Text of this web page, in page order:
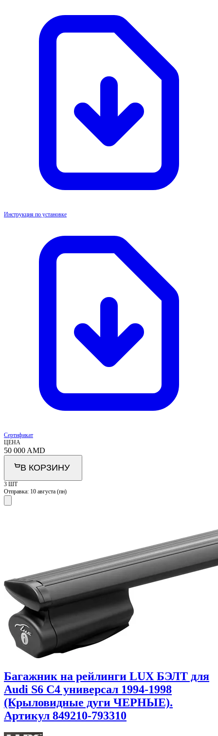
Инструкция по установке
Сертификат
ЦЕНА
50 000 AMD
В КОРЗИНУ
3 ШТ
Отправка: 10 августа (пн)
Багажник на рейлинги LUX БЭЛТ для
Audi S6 C4 универсал 1994-1998
(Крыловидные дуги ЧЕРНЫЕ).
Артикул 849210-793310